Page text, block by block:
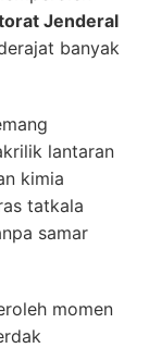
Jenderal
banyak
lantaran
kimia
tatkala
samar
momen